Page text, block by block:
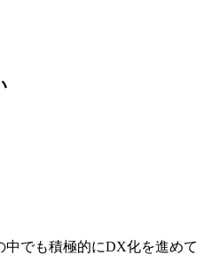
でも積極的にDX化を進めて